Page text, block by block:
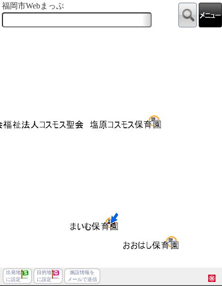
福岡市Webまっぷ
出発地
に設定
目的地
に設定
施設情報を
メールで送信